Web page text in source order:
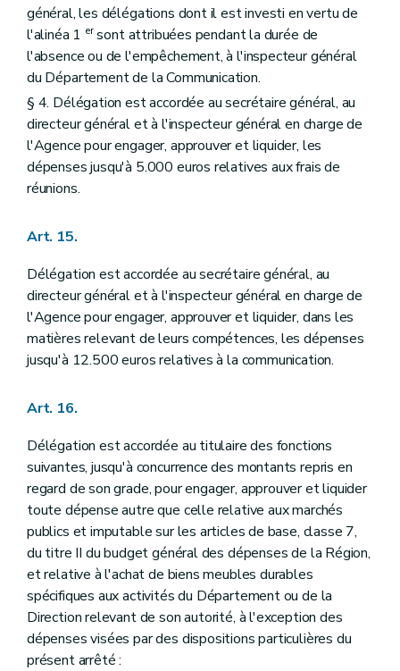
général, les délégations dont il est investi en vertu de
l'alinéa 1 ersont attribuées pendant la durée de
l'absence ou de l'empêchement, à l'inspecteur général
du Département de la Communication.
§ 4. Délégation est accordée au secrétaire général, au
directeur général et à l'inspecteur général en charge de
l'Agence pour engager, approuver et liquider, les
dépenses jusqu'à 5.000 euros relatives aux frais de
réunions.
Art. 15.
Délégation est accordée au secrétaire général, au
directeur général et à l'inspecteur général en charge de
l'Agence pour engager, approuver et liquider, dans les
matières relevant de leurs compétences, les dépenses
jusqu'à 12.500 euros relatives à la communication.
Art. 16.
Délégation est accordée au titulaire des fonctions
suivantes, jusqu'à concurrence des montants repris en
regard de son grade, pour engager, approuver et liquider
toute dépense autre que celle relative aux marchés
publics et imputable sur les articles de base, classe 7,
du titre II du budget général des dépenses de la Région,
et relative à l'achat de biens meubles durables
spécifiques aux activités du Département ou de la
Direction relevant de son autorité, à l'exception des
dépenses visées par des dispositions particulières du
présent arrêté :